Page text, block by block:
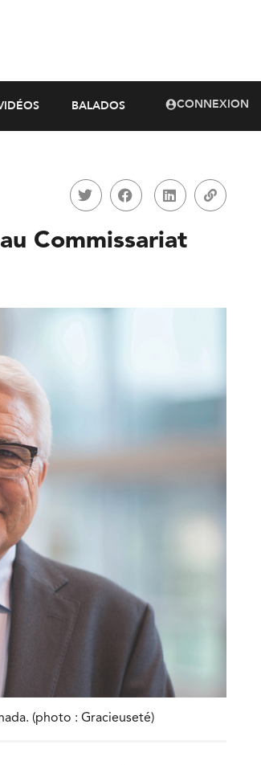
BALADOS CONNEXION
Commissariat
(photo : Gracieuseté)